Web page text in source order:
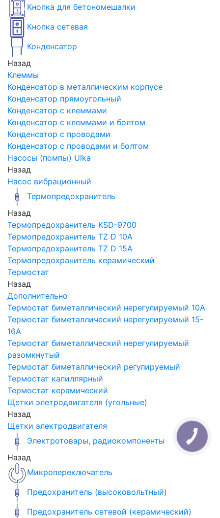
Кнопка для бетономешалки
Кнопка сетевая
Конденсатор
Назад
Клеммы
Конденсатор в металлическим корпусе
Конденсатор прямоугольный
Конденсатор с клеммами
Конденсатор с клеммами и болтом
Конденсатор с проводами
Конденсатор с проводами и болтом
Насосы (помпы) Ulka
Назад
Насос вибрационный
Термопредохранитель
Назад
Термопредохранитель KSD-9700
Термопредохранитель TZ D 10A
Термопредохранитель TZ D 15A
Термопредохранитель керамический
Термостат
Назад
Дополнительно
Термостат биметаллический нерегулируемый 10A
Термостат биметаллический нерегулируемый 15-
16A
Термостат биметаллический нерегулируемый
разомкнутый
Термостат биметаллический регулируемый
Термостат капиллярный
Термостат керамический
Щетки элетродвигателя (угольные)
Назад
Щетки электродвигателя
Электротовары, радиокомпоненты
Назад
Микропереключатель
Предохранитель (высоковольтный)
Предохранитель сетевой (керамический)